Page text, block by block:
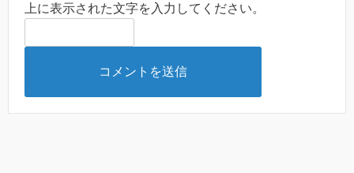
上に表示された文字を入力してください。